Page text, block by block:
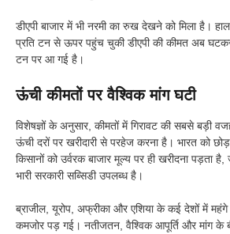
डीएपी बाजार में भी नरमी का रुख देखने को मिला है।
प्रति टन से ऊपर पहुंच चुकी डीएपी की कीमत अब
टन पर आ गई है।
ऊंची कीमतों पर वैश्विक मांग घटी
विशेषज्ञों के अनुसार, कीमतों में गिरावट की सबसे बड़ी
ऊंची दरों पर खरीदारी से परहेज करना है। भारत को
किसानों को उर्वरक बाजार मूल्य पर ही खरीदना पड़ता
भारी सरकारी सब्सिडी उपलब्ध है।
ब्राजील, यूरोप, अफ्रीका और एशिया के कई देशों में महंगे
कमजोर पड़ गई। नतीजतन, वैश्विक आपूर्ति और मांग के